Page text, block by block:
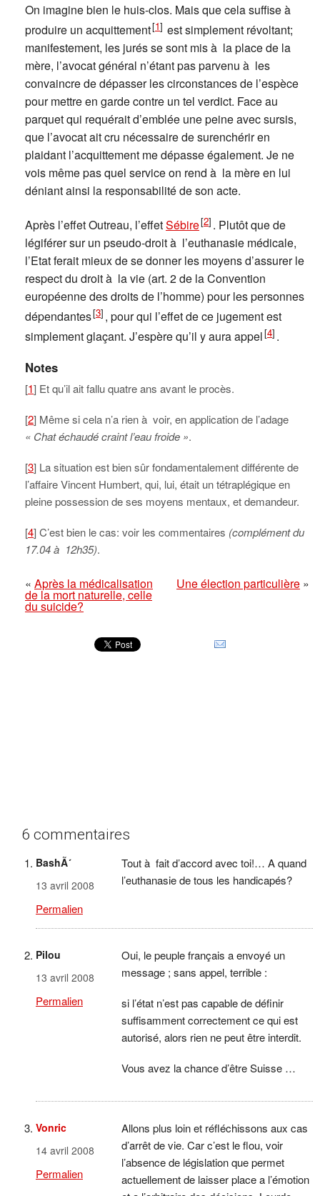
On imagine bien le huis-clos. Mais que cela suffise à
produire un acquittement[1] est simplement révoltant;
manifestement, les jurés se sont mis à la place de la
mère, l’avocat général n’étant pas parvenu à les
convaincre de dépasser les circonstances de l’espèce
pour mettre en garde contre un tel verdict. Face au
parquet qui requérait d’emblée une peine avec sursis,
que l’avocat ait cru nécessaire de surenchérir en
plaidant l’acquittement me dépasse également. Je ne
vois même pas quel service on rend à la mère en lui
déniant ainsi la responsabilité de son acte.
Après l’effet Outreau, l’effetSébire[2] . Plutôt que de
légiférer sur un pseudo-droit à l’euthanasie médicale,
l’Etat ferait mieux de se donner les moyens d’assurer le
respect du droit à la vie (art. 2 de la Convention
européenne des droits de l’homme) pour les personnes
dépendantes[3] , pour qui l’effet de ce jugement est
simplement glaçant. J’espère qu’il y aura appel[4] .
Notes
[1] Et qu’il ait fallu quatre ans avant le procès.
[2] Même si cela n’a rien à voir, en application de l’adage
« Chat échaudé craint l’eau froide ».
[3] La situation est bien sûr fondamentalement différente de
l’affaire Vincent Humbert, qui, lui, était un tétraplégique en
pleine possession de ses moyens mentaux, et demandeur.
[4] C’est bien le cas: voir les commentaires (complément du
17.04 à 12h35).
« Après la médicalisation
de la mort naturelle, celle
du suicide?
Une élection particulière »
6 commentaires
BashÃ´
13 avril 2008
Permalien
Tout à fait d’accord avec toi!… A quand
l’euthanasie de tous les handicapés?
Pilou
13 avril 2008
Permalien
Oui, le peuple français a envoyé un
message ; sans appel, terrible :
si l’état n’est pas capable de définir
suffisamment correctement ce qui est
autorisé, alors rien ne peut être interdit.
Vous avez la chance d’être Suisse …
Vonric
14 avril 2008
Permalien
Allons plus loin et réfléchissons aux cas
d’arrêt de vie. Car c’est le flou, voir
l’absence de législation que permet
actuellement de laisser place a l’émotion